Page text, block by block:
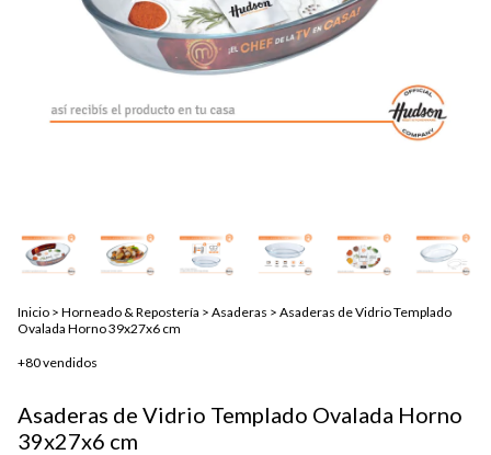
Inicio > Horneado & Repostería > Asaderas > Asaderas de Vidrio Templado
Ovalada Horno 39x27x6 cm
+80 vendidos
Asaderas de Vidrio Templado Ovalada Horno
39x27x6 cm